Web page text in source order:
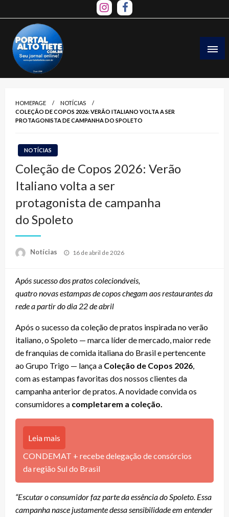
to
content
HOMEPAGE
NOTÍCIAS
COLEÇÃO DE COPOS 2026: VERÃO ITALIANO VOLTA A SER
PROTAGONISTA DE CAMPANHA DO SPOLETO
NOTÍCIAS
Coleção de Copos 2026: Verão
Italiano volta a ser
protagonista de campanha
do Spoleto
Notícias
Posted
16 de abril de 2026
Após sucesso dos pratos colecionáveis,
quatro novas estampas de copos chegam aos restaurantes da
rede a partir do dia 22 de abril
Após o sucesso da coleção de pratos inspirada no verão
italiano, o Spoleto — marca líder de mercado, maior rede
de franquias de comida italiana do Brasil e pertencente
ao Grupo Trigo — lança a Coleção de Copos 2026,
com as estampas favoritas dos nossos clientes da
campanha anterior de pratos. A novidade convida os
consumidores a completarem a coleção.
Leia mais
CONDEMAT + recebe delegação de consórcios
da região Sul do Brasil
“Escutar o consumidor faz parte da essência do Spoleto. Essa
campanha nasce justamente dessa sensibilidade em entender